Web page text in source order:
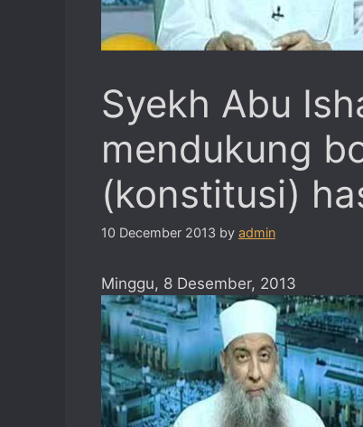
Syekh Abu
mendukung
(konstitusi)
10 December 2013 by admin
Minggu, 8 Desember, 2013